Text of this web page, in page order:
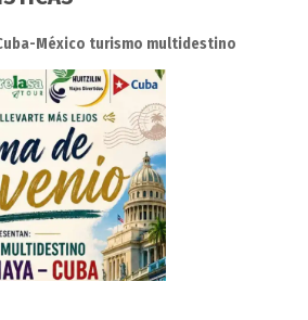
México turismo multidestino